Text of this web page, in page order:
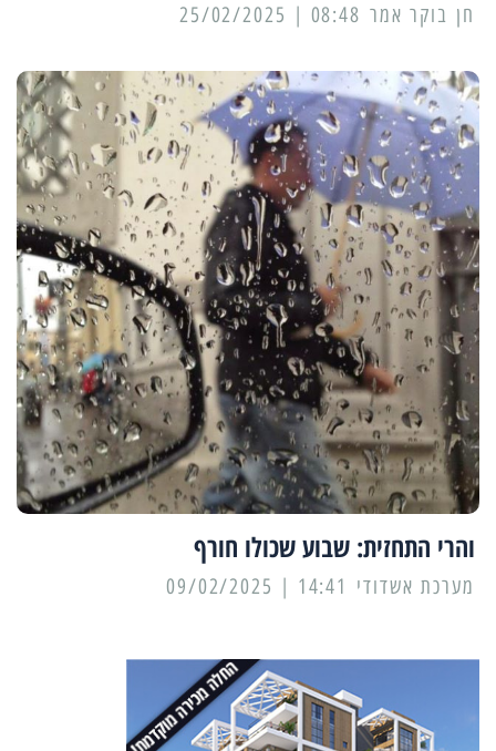
08:48 | 25/02/2025
והרי התחזית: שבוע שכולו חורף
מערכת אשדודי 14:41 | 09/02/2025